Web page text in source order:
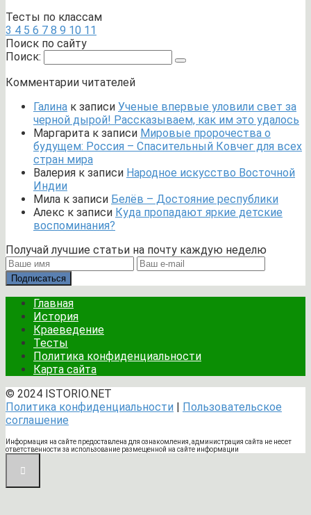
Тесты по классам
3 4 5 6 7 8 9 10 11
Поиск по сайту
Поиск:
Комментарии читателей
Галина к записи Ученые впервые уловили свет за
черной дырой! Рассказываем, как им это удалось
Маргарита к записи Мировые пророчества о
будущем: Россия – Спасительный Ковчег для всех
стран мира
Валерия к записи Народное искусство Восточной
Индии
Мила к записи Белёв – Достояние республики
Алекс к записи Куда пропадают яркие детские
воспоминания?
Получай лучшие статьи на почту каждую неделю
Подписаться
Главная
История
Краеведение
Тесты
Политика конфиденциальности
Карта сайта
© 2024 ISTORIO.NET
Политика конфиденциальности | Пользовательское
соглашение
Информация на сайте предоставлена для ознакомления, администрация сайта не несет
ответственности за использование размещенной на сайте информации